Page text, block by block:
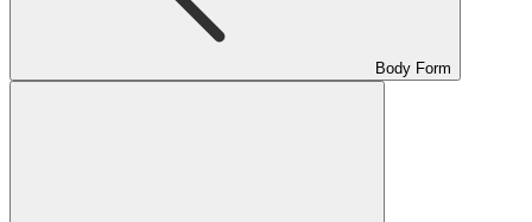
Body Form